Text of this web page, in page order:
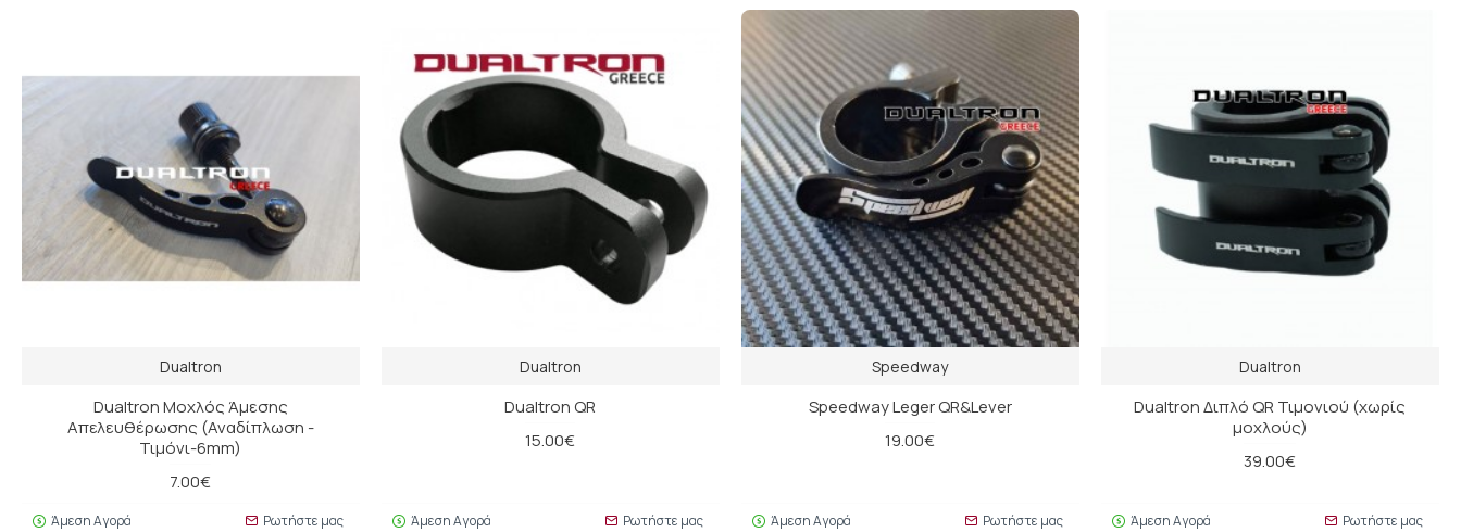
Dualtron
Dualtron Mοχλός Άμεσης
Απελευθέρωσης (Αναδίπλωση -
Τιμόνι-6mm)
7.00€
Άμεση Αγορά Ρωτήστε μας
Dualtron
Dualtron QR
15.00€
Άμεση Αγορά Ρωτήστε μας
Speedway
Speedway Leger QR&Lever
19.00€
Άμεση Αγορά Ρωτήστε μας
Dualtron
Dualtron Διπλό QR Τιμονιού (χωρίς
μοχλούς)
39.00€
Άμεση Αγορά Ρωτήστε μας